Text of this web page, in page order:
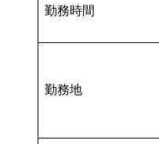
勤務時間
勤務地